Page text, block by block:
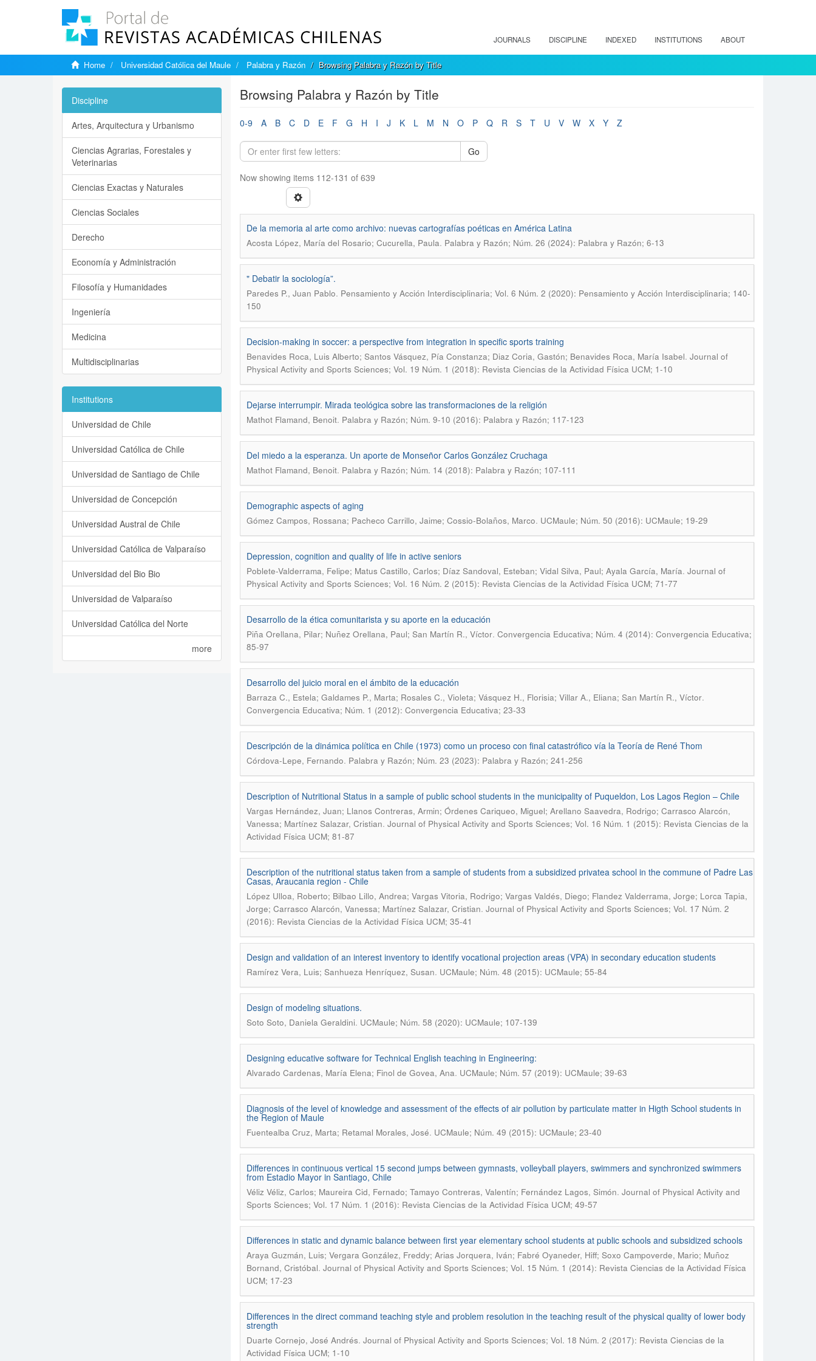
JOURNALS DISCIPLINE INDEXED INSTITUTIONS ABOUT
Home Universidad Católica del Maule Palabra y Razón Browsing Palabra y Razón by Title
Browsing Palabra y Razón by Title
0-9 A B C D E F G H I J K L M N O P Q R S T U V W X Y Z
Go
Now showing items 112-131 of 639
De la memoria al arte como archivo: nuevas cartografías poéticas en América Latina
Acosta López, María del Rosario; Cucurella, Paula. Palabra y Razón; Núm. 26 (2024): Palabra y Razón; 6-13
" Debatir la sociología”.
Paredes P., Juan Pablo. Pensamiento y Acción Interdisciplinaria; Vol. 6 Núm. 2 (2020): Pensamiento y Acción Interdisciplinaria; 140-
150
Decision-making in soccer: a perspective from integration in specific sports training
Benavides Roca, Luis Alberto; Santos Vásquez, Pía Constanza; Diaz Coria, Gastón; Benavides Roca, María Isabel. Journal of
Physical Activity and Sports Sciences; Vol. 19 Núm. 1 (2018): Revista Ciencias de la Actividad Física UCM; 1-10
Dejarse interrumpir. Mirada teológica sobre las transformaciones de la religión
Mathot Flamand, Benoit. Palabra y Razón; Núm. 9-10 (2016): Palabra y Razón; 117-123
Del miedo a la esperanza. Un aporte de Monseñor Carlos González Cruchaga
Mathot Flamand, Benoit. Palabra y Razón; Núm. 14 (2018): Palabra y Razón; 107-111
Demographic aspects of aging
Gómez Campos, Rossana; Pacheco Carrillo, Jaime; Cossio-Bolaños, Marco. UCMaule; Núm. 50 (2016): UCMaule; 19-29
Depression, cognition and quality of life in active seniors
Poblete-Valderrama, Felipe; Matus Castillo, Carlos; Díaz Sandoval, Esteban; Vidal Silva, Paul; Ayala García, María. Journal of
Physical Activity and Sports Sciences; Vol. 16 Núm. 2 (2015): Revista Ciencias de la Actividad Física UCM; 71-77
Desarrollo de la ética comunitarista y su aporte en la educación
Piña Orellana, Pilar; Nuñez Orellana, Paul; San Martín R., Víctor. Convergencia Educativa; Núm. 4 (2014): Convergencia Educativa;
85-97
Desarrollo del juicio moral en el ámbito de la educación
Barraza C., Estela; Galdames P., Marta; Rosales C., Violeta; Vásquez H., Florisia; Villar A., Eliana; San Martín R., Víctor.
Convergencia Educativa; Núm. 1 (2012): Convergencia Educativa; 23-33
Descripción de la dinámica política en Chile (1973) como un proceso con final catastrófico vía la Teoría de René Thom
Córdova-Lepe, Fernando. Palabra y Razón; Núm. 23 (2023): Palabra y Razón; 241-256
Description of Nutritional Status in a sample of public school students in the municipality of Puqueldon, Los Lagos Region – Chile
Vargas Hernández, Juan; Llanos Contreras, Armin; Órdenes Cariqueo, Miguel; Arellano Saavedra, Rodrigo; Carrasco Alarcón,
Vanessa; Martínez Salazar, Cristian. Journal of Physical Activity and Sports Sciences; Vol. 16 Núm. 1 (2015): Revista Ciencias de la
Actividad Física UCM; 81-87
Description of the nutritional status taken from a sample of students from a subsidized privatea school in the commune of Padre Las
Casas, Araucania region - Chile
López Ulloa, Roberto; Bilbao Lillo, Andrea; Vargas Vitoria, Rodrigo; Vargas Valdés, Diego; Flandez Valderrama, Jorge; Lorca Tapia,
Jorge; Carrasco Alarcón, Vanessa; Martínez Salazar, Cristian. Journal of Physical Activity and Sports Sciences; Vol. 17 Núm. 2
(2016): Revista Ciencias de la Actividad Física UCM; 35-41
Design and validation of an interest inventory to identify vocational projection areas (VPA) in secondary education students
Ramírez Vera, Luis; Sanhueza Henríquez, Susan. UCMaule; Núm. 48 (2015): UCMaule; 55-84
Design of modeling situations.
Soto Soto, Daniela Geraldini. UCMaule; Núm. 58 (2020): UCMaule; 107-139
Designing educative software for Technical English teaching in Engineering:
Alvarado Cardenas, María Elena; Finol de Govea, Ana. UCMaule; Núm. 57 (2019): UCMaule; 39-63
Diagnosis of the level of knowledge and assessment of the effects of air pollution by particulate matter in Higth School students in
the Region of Maule
Fuentealba Cruz, Marta; Retamal Morales, José. UCMaule; Núm. 49 (2015): UCMaule; 23-40
Differences in continuous vertical 15 second jumps between gymnasts, volleyball players, swimmers and synchronized swimmers
from Estadio Mayor in Santiago, Chile
Véliz Véliz, Carlos; Maureira Cid, Fernado; Tamayo Contreras, Valentín; Fernández Lagos, Simón. Journal of Physical Activity and
Sports Sciences; Vol. 17 Núm. 1 (2016): Revista Ciencias de la Actividad Física UCM; 49-57
Differences in static and dynamic balance between first year elementary school students at public schools and subsidized schools
Araya Guzmán, Luis; Vergara González, Freddy; Arias Jorquera, Iván; Fabré Oyaneder, Hiff; Soxo Campoverde, Mario; Muñoz
Bornand, Cristóbal. Journal of Physical Activity and Sports Sciences; Vol. 15 Núm. 1 (2014): Revista Ciencias de la Actividad Física
UCM; 17-23
Differences in the direct command teaching style and problem resolution in the teaching result of the physical quality of lower body
strength
Duarte Cornejo, José Andrés. Journal of Physical Activity and Sports Sciences; Vol. 18 Núm. 2 (2017): Revista Ciencias de la
Actividad Física UCM; 1-10
Discipline
Artes, Arquitectura y Urbanismo
Ciencias Agrarias, Forestales y
Veterinarias
Ciencias Exactas y Naturales
Ciencias Sociales
Derecho
Economía y Administración
Filosofía y Humanidades
Ingeniería
Medicina
Multidisciplinarias
Institutions
Universidad de Chile
Universidad Católica de Chile
Universidad de Santiago de Chile
Universidad de Concepción
Universidad Austral de Chile
Universidad Católica de Valparaíso
Universidad del Bio Bio
Universidad de Valparaíso
Universidad Católica del Norte
more